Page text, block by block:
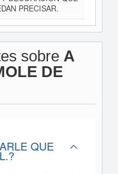
PRECISAR.
sobre A
DE
QUE